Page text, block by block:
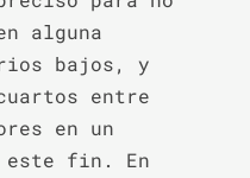
alguna
bajos, y
entre
en un
este fin. En